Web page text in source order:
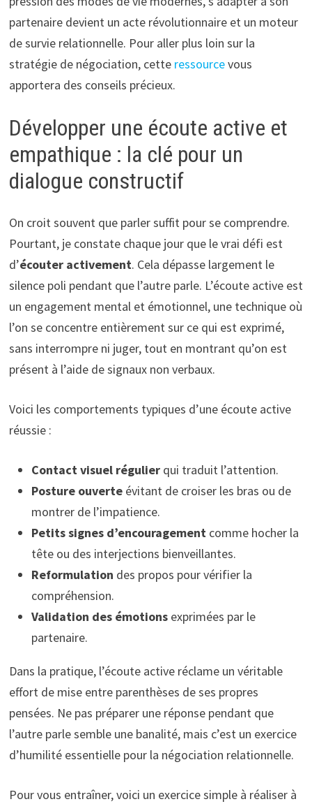
partenaire devient un acte révolutionnaire et un moteur
de survie relationnelle. Pour aller plus loin sur la
stratégie de négociation, cette ressourcevous
apportera des conseils précieux.
Développer une écoute active et
empathique : la clé pour un
dialogue constructif
On croit souvent que parler suffit pour se comprendre.
Pourtant, je constate chaque jour que le vrai défi est
d’écouter activement. Cela dépasse largement le
silence poli pendant que l’autre parle. L’écoute active est
un engagement mental et émotionnel, une technique où
l’on se concentre entièrement sur ce qui est exprimé,
sans interrompre ni juger, tout en montrant qu’on est
présent à l’aide de signaux non verbaux.
Voici les comportements typiques d’une écoute active
réussie :
Contact visuel régulierqui traduit l’attention.
Posture ouverteévitant de croiser les bras ou de
montrer de l’impatience.
Petits signes d’encouragementcomme hocher la
tête ou des interjections bienveillantes.
Reformulation des propos pour vérifier la
compréhension.
Validation des émotionsexprimées par le
partenaire.
Dans la pratique, l’écoute active réclame un véritable
effort de mise entre parenthèses de ses propres
pensées. Ne pas préparer une réponse pendant que
l’autre parle semble une banalité, mais c’est un exercice
d’humilité essentielle pour la négociation relationnelle.
Pour vous entraîner, voici un exercice simple à réaliser à